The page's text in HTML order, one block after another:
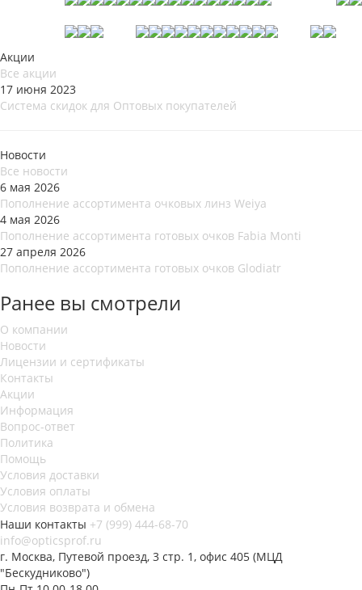
Акции
Все акции
17 июня 2023
Система скидок для Оптовых покупателей
Новости
Все новости
6 мая 2026
Пополнение ассортимента очковых линз Weiya
4 мая 2026
Пополнение ассортимента готовых очков Fabia Monti
27 апреля 2026
Пополнение ассортимента готовых очков Glodiatr
Ранее вы смотрели
О компании
Новости
Лицензии и сертификаты
Контакты
Акции
Информация
Вопрос-ответ
Политика
Помощь
Условия доставки
Условия оплаты
Условия возврата и обмена
Наши контакты +7 (999) 444-68-70
info@opticsprof.ru
г. Москва, Путевой проезд, 3 стр. 1, офис 405 (МЦД
"Бескудниково")